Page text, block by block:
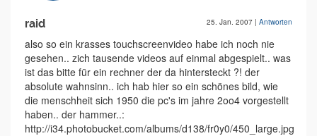
raid 25. Jan. 2007 | Antworten
also so ein krasses touchscreenvideo habe ich noch nie
gesehen.. zich tausende videos auf einmal abgespielt.. was
ist das bitte für ein rechner der da hintersteckt ?! der
absolute wahnsinn.. ich hab hier so ein schönes bild, wie
die menschheit sich 1950 die pc's im jahre 2oo4 vorgestellt
haben.. der hammer..:
http://i34.photobucket.com/albums/d138/fr0y0/450_large.jpg